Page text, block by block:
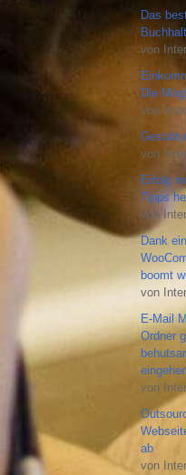
Das
von
Die
von
von
Erfolg
Tipps
von
Dank
boomt
von
E-Mail
Ordner
von
ab
von